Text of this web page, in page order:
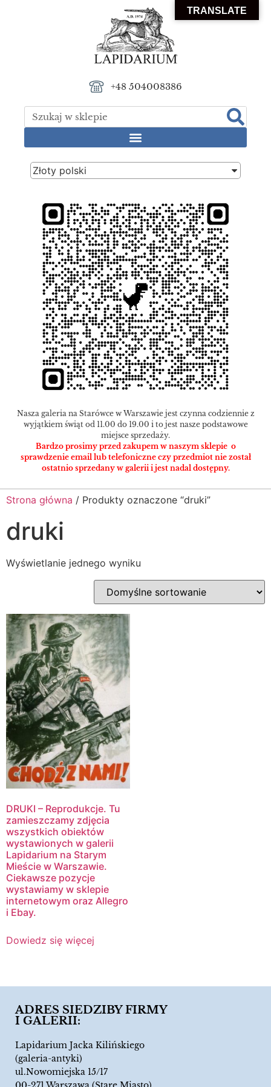
+48 504008386
Złoty polski
Nasza galeria na Starówce w Warszawie jest czynna codziennie z
wyjątkiem świąt od 11.00 do 19.00 i to jest nasze podstawowe
miejsce sprzedaży.
Bardzo prosimy przed zakupem w naszym sklepie o
sprawdzenie email lub telefoniczne czy przedmiot nie został
ostatnio sprzedany w galerii i jest nadal dostępny.
Strona główna / Produkty oznaczone “druki”
druki
Wyświetlanie jednego wyniku
DRUKI – Reprodukcje. Tu
zamieszczamy zdjęcia
wszystkich obiektów
wystawionych w galerii
Lapidarium na Starym
Mieście w Warszawie.
Ciekawsze pozycje
wystawiamy w sklepie
internetowym oraz Allegro
i Ebay.
Dowiedz się więcej
ADRES SIEDZIBY FIRMY
I GALERII:
Lapidarium Jacka Kilińskiego
(galeria-antyki)
ul.Nowomiejska 15/17
TRANSLATE